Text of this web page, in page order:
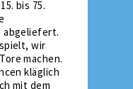
bis 75.
abgeliefert.
wir
machen.
kläglich
mit dem